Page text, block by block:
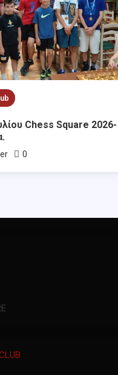
Chess Square 2026-
0